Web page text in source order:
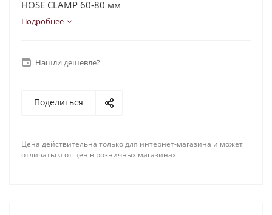
HOSE CLAMP 60-80 мм
Подробнее
Нашли дешевле?
Поделиться
Цена действительна только для интернет-магазина и может
отличаться от цен в розничных магазинах